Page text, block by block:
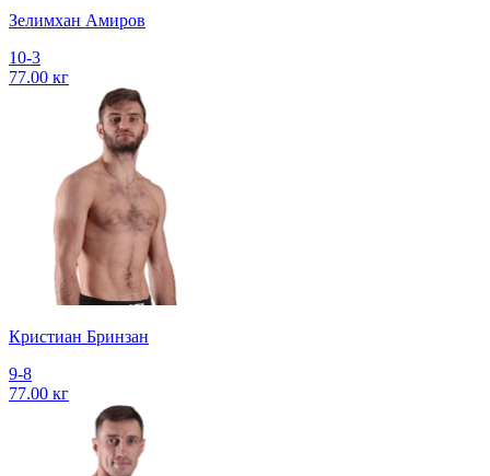
Зелимхан Амиров
10-3
77.00 кг
Кристиан Бринзан
9-8
77.00 кг